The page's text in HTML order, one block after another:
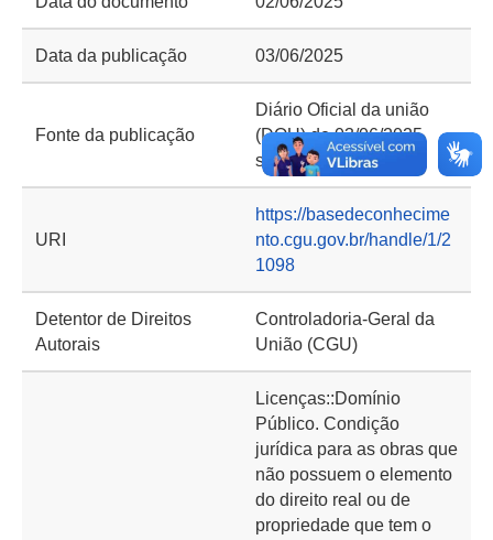
Data da publicação 03/06/2025
Fonte da publicação
Diário Oficial da união
(DOU) de 03/06/2025,
seção 2, página 46
URI
https://basedeconhecime
nto.cgu.gov.br/handle/1/2
1098
Detentor de Direitos
Autorais
Controladoria-Geral da
União (CGU)
Licenças::Domínio
Público. Condição
jurídica para as obras que
não possuem o elemento
do direito real ou de
propriedade que tem o